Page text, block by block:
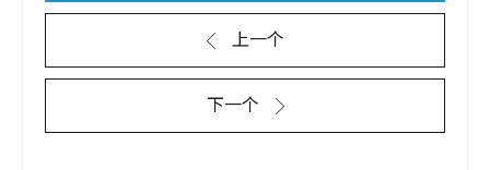
上一个
下一个